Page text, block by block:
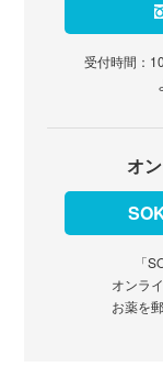
受付時間：
オ
「
オンラ
お薬を